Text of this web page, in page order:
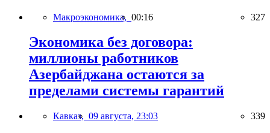
Макроэкономика, 00:16 327
Экономика без договора:
миллионы работников
Азербайджана остаются за
пределами системы гарантий
Кавказ, 09 августа, 23:03 339